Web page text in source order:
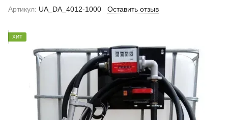
Артикул: UA_DA_4012-1000 Оставить отзыв
ХИТ